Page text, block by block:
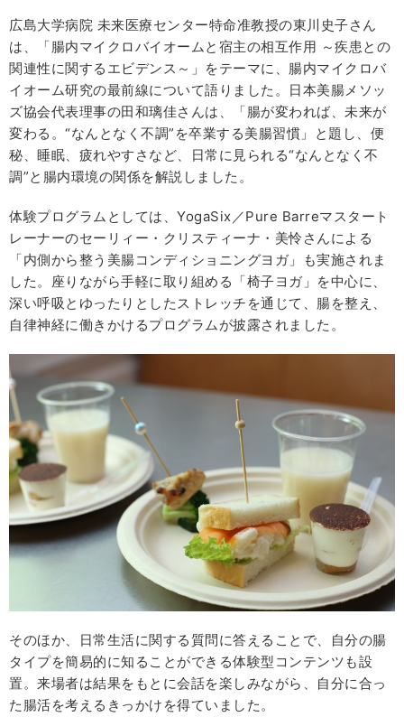
広島大学病院 未来医療センター特命准教授の東川史子さん
は、「腸内マイクロバイオームと宿主の相互作用 ～疾患との
関連性に関するエビデンス～」をテーマに、腸内マイクロバ
イオーム研究の最前線について語りました。日本美腸メソッ
ズ協会代表理事の田和璃佳さんは、「腸が変われば、未来が
変わる。“なんとなく不調”を卒業する美腸習慣」と題し、便
秘、睡眠、疲れやすさなど、日常に見られる“なんとなく不
調”と腸内環境の関係を解説しました。
体験プログラムとしては、YogaSix／Pure Barreマスタート
レーナーのセーリィー・クリスティーナ・美怜さんによる
「内側から整う美腸コンディショニングヨガ」も実施されま
した。座りながら手軽に取り組める「椅子ヨガ」を中心に、
深い呼吸とゆったりとしたストレッチを通じて、腸を整え、
自律神経に働きかけるプログラムが披露されました。
そのほか、日常生活に関する質問に答えることで、自分の腸
タイプを簡易的に知ることができる体験型コンテンツも設
置。来場者は結果をもとに会話を楽しみながら、自分に合っ
た腸活を考えるきっかけを得ていました。